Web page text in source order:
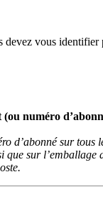
vous identifier
numéro
d’abonné sur tous
que sur l’emballage